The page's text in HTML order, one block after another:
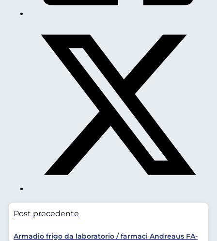
Post precedente
Armadio frigo da laboratorio / farmaci Andreaus FA-